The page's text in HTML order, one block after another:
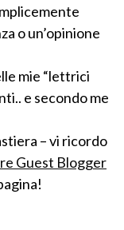
o un’opinione
mie “lettrici
e secondo me
– vi ricordo
Guest Blogger